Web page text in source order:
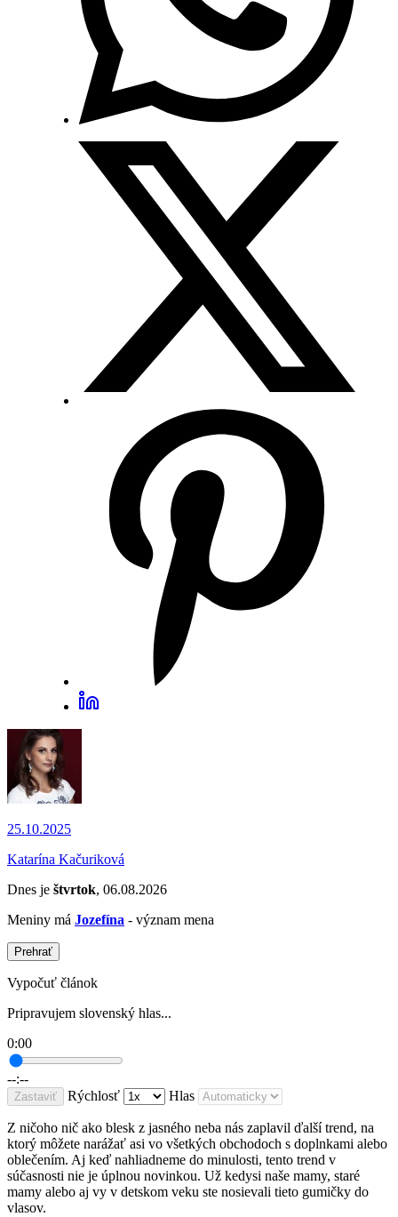
25.10.2025
Katarína Kačuriková
Dnes je štvrtok, 06.08.2026
Meniny má Jozefína - význam mena
Prehrať
Vypočuť článok
Pripravujem slovenský hlas...
0:00
--:--
Zastaviť Rýchlosť Hlas
Z ničoho nič ako blesk z jasného neba nás zaplavil ďalší trend, na
ktorý môžete narážať asi vo všetkých obchodoch s doplnkami alebo
oblečením. Aj keď nahliadneme do minulosti, tento trend v
súčasnosti nie je úplnou novinkou. Už kedysi naše mamy, staré
mamy alebo aj vy v detskom veku ste nosievali tieto gumičky do
vlasov.